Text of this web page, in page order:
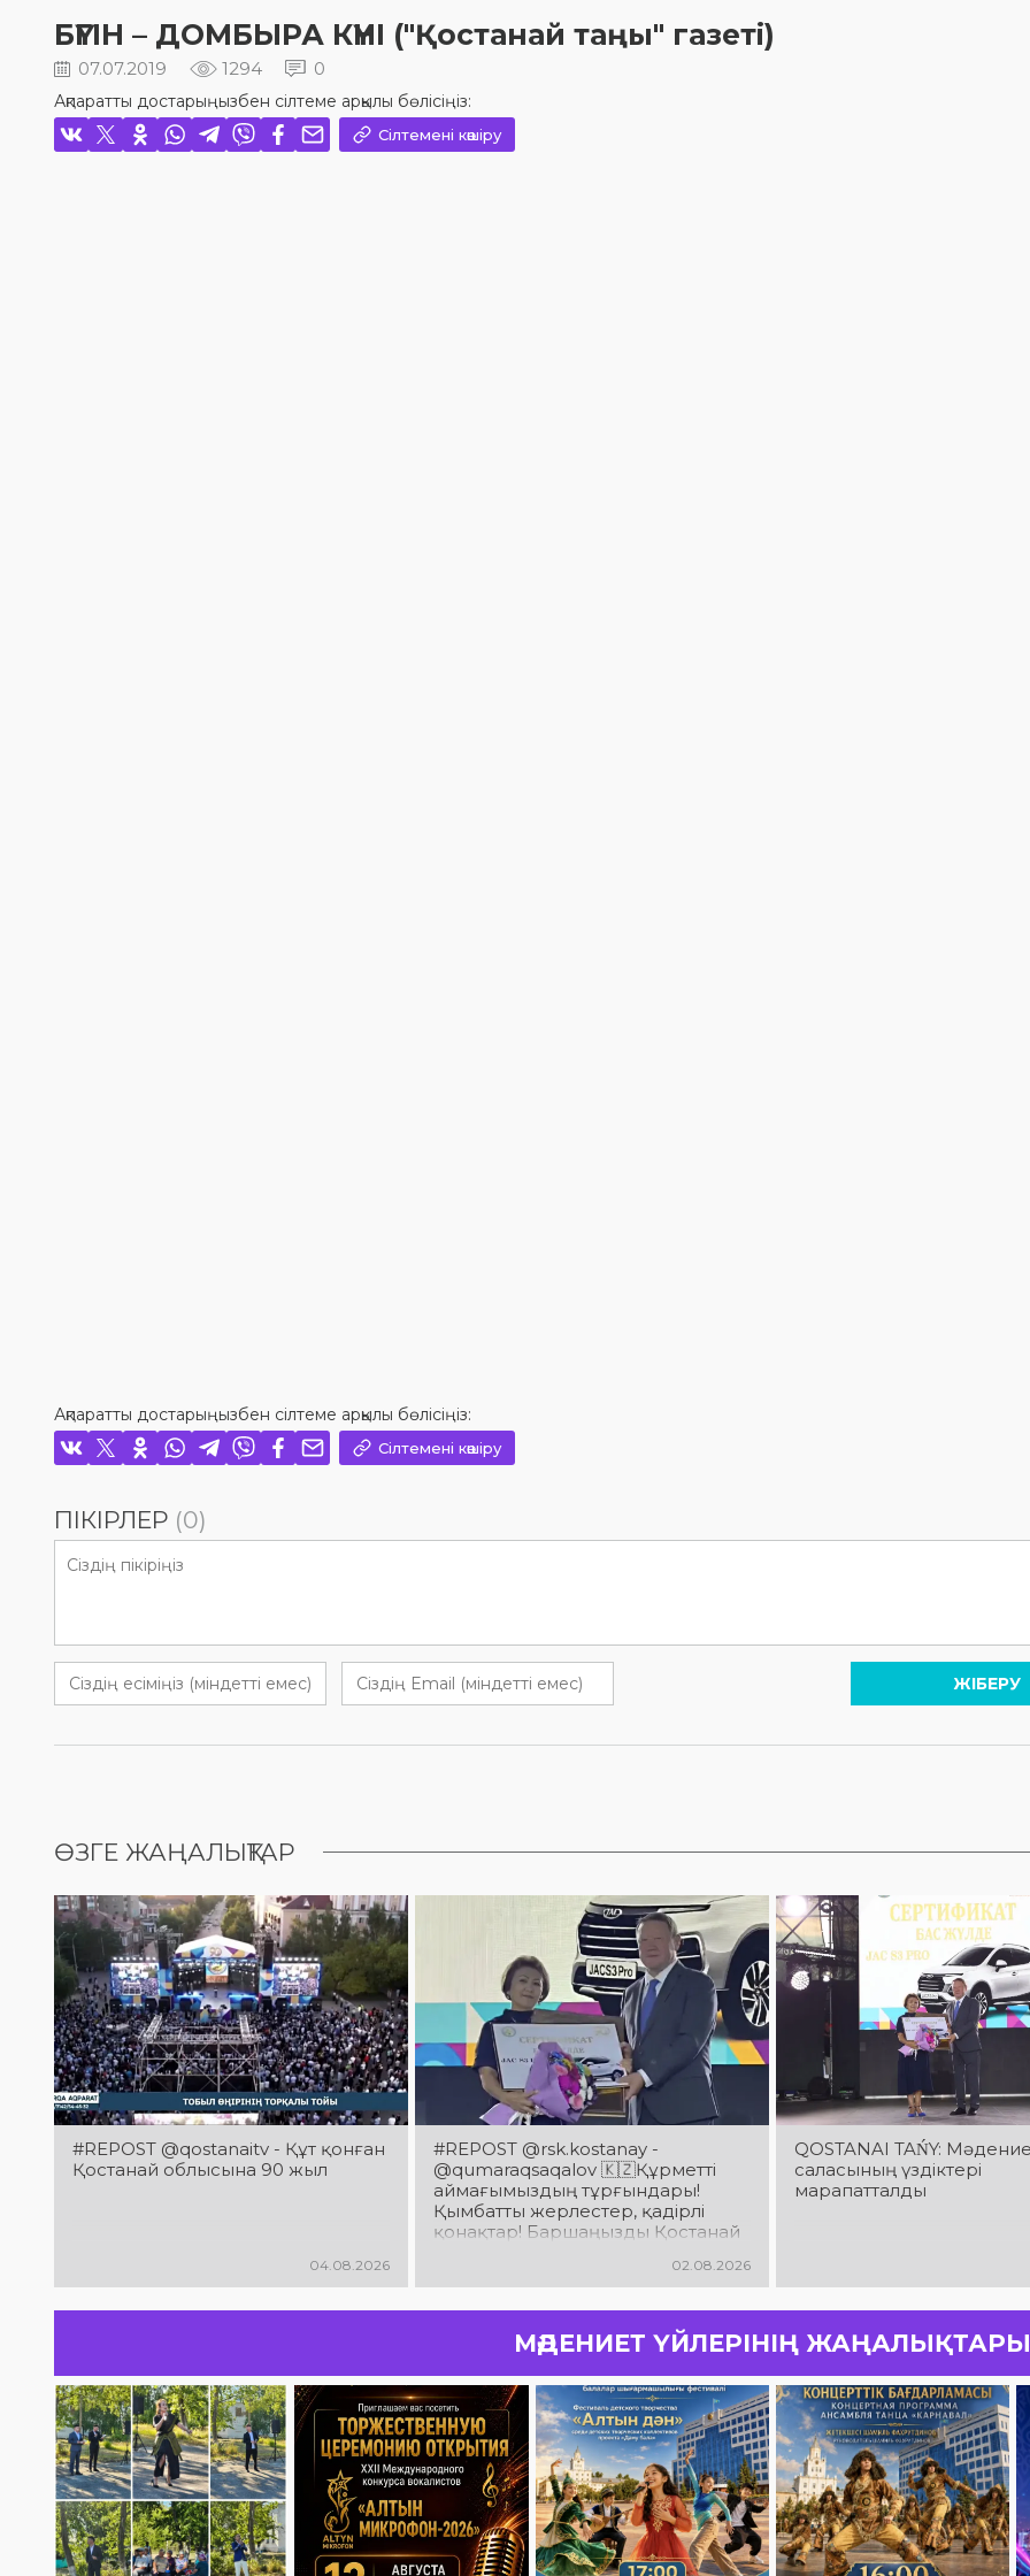
БҮГІН – ДОМБЫРА КҮНІ ("Қостанай таңы" газеті)
07.07.2019 1294 0
Ақпаратты достарыңызбен сілтеме арқылы бөлісіңіз:
Сілтемені көшіру
Ақпаратты достарыңызбен сілтеме арқылы бөлісіңіз:
Сілтемені көшіру
ПІКІРЛЕР (0)
ЖІБЕРУ
ӨЗГЕ ЖАҢАЛЫҚТАР
#REPOST @qostanaitv - Құт қонған
Қостанай облысына 90 жыл
04.08.2026
#REPOST @rsk.kostanay -
@qumaraqsaqalov 🇰🇿Құрметті
аймағымыздың тұрғындары!
Қымбатты жерлестер, қадірлі
қонақтар! Баршаңызды Қостанай
мерейтойымен шын жүректен
құттықтаймын!
02.08.2026
QOSTANAI TAŃY:
саласының үздіктері
марапатталды
МӘДЕНИЕТ ҮЙЛЕРІНІҢ ЖАҢАЛЫҚТАРЫ